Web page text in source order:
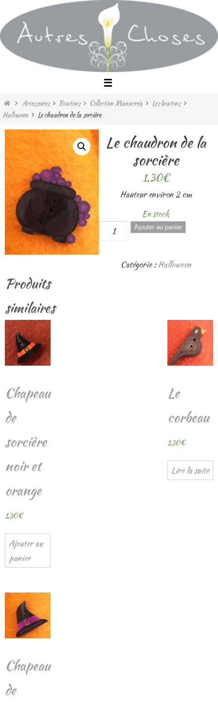
vers
le
contenu
HomeAccessoires Boutons Collection Manucréa
Les boutons
Halloween
Le chaudron de la sorcière
Le chaudron de la
sorcière
1,30€
Hauteur environ 2 cm
En stock
quantité
de
Le
chaudron
Ajouter au panier
Catégorie :Halloween
Produits
similaires
Chapeau
de
sorcière
noir et
orange
1,30€
Ajouter au
panier
Le
corbeau
1,30€
Lire la suite
Chapeau
de